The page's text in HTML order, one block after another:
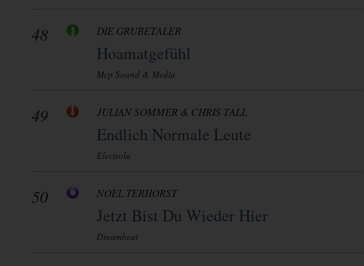
48 DIE GRUBETALER
Hoamatgefühl
Mcp Sound & Media
49 JULIAN SOMMER & CHRIS TALL
Endlich Normale Leute
Electrola
50 NOEL TERHORST
Jetzt Bist Du Wieder Hier
Dreambeat